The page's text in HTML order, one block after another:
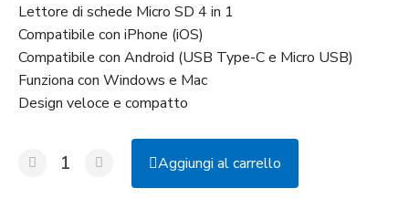
Lettore di schede Micro SD 4 in 1
Compatibile con iPhone (iOS)
Compatibile con Android (USB Type-C e Micro USB)
Funziona con Windows e Mac
Design veloce e compatto
Aggiungi al carrello